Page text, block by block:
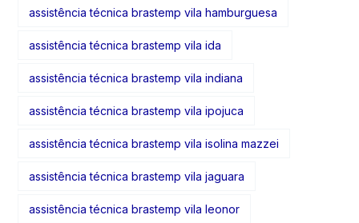
assistência técnica brastemp vila hamburguesa
assistência técnica brastemp vila ida
assistência técnica brastemp vila indiana
assistência técnica brastemp vila ipojuca
assistência técnica brastemp vila isolina mazzei
assistência técnica brastemp vila jaguara
assistência técnica brastemp vila leonor